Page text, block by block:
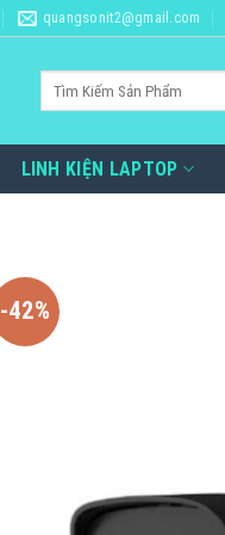
quangsonit2@gmail.com
LINH KIỆN LAPTOP
-42%